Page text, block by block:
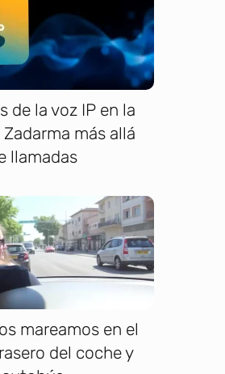
de la voz IP en la
más allá
llamadas
mareamos en el
del coche y